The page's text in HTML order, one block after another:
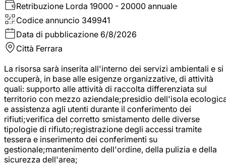
Retribuzione Lorda 19000 - 20000 annuale
Codice annuncio 349941
Data di pubblicazione 6/8/2026
Città Ferrara
La risorsa sarà inserita all'interno dei servizi ambientali e si
occuperà, in base alle esigenze organizzative, di attività
quali: supporto alle attività di raccolta differenziata sul
territorio con mezzo aziendale;presidio dell'isola
e assistenza agli utenti durante il conferimento dei
rifiuti;verifica del corretto smistamento delle diverse
tipologie di rifiuto;registrazione degli accessi tramite
tessera e inserimento dei conferimenti su
gestionale;mantenimento dell'ordine, della pulizia e della
sicurezza dell'area;